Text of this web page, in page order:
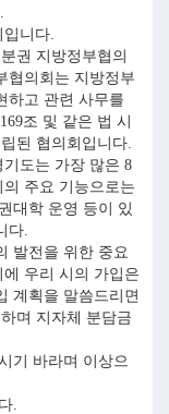
입니다.
권 지방정부협의
협의회는 지방정부
하고 관련 사무를
조 및 같은 법 시
된 협의회입니다.
도는 가장 많은 8
주요 기능으로는
대학 운영 등이 있
다.
발전을 위한 중요
우리 시의 가입은
계획을 말씀드리면
며 지자체 분담금
기 바라며 이상으
.